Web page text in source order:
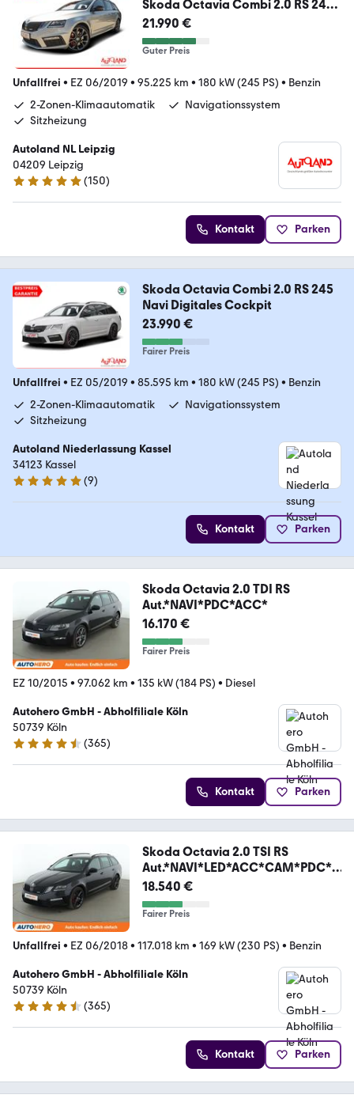
Skoda Octavia Combi 2.0 RS 245
LED Navi Sitzheizung
21.990 €
Guter Preis
Unfallfrei • EZ 06/2019 • 95.225 km • 180 kW (245 PS) • Benzin
2-Zonen-Klimaautomatik
Navigationssystem
Sitzheizung
Autoland NL Leipzig
04209 Leipzig
4.8 Sterne
(150)
Kontakt Parken
Skoda Octavia Combi 2.0 RS 245
Navi Digitales Cockpit
23.990 €
Fairer Preis
Unfallfrei • EZ 05/2019 • 85.595 km • 180 kW (245 PS) • Benzin
2-Zonen-Klimaautomatik
Navigationssystem
Sitzheizung
Autoland Niederlassung Kassel
34123 Kassel
5 Sterne
(9)
Kontakt Parken
Skoda Octavia 2.0 TDI RS
Aut.*NAVI*PDC*ACC*
16.170 €
Fairer Preis
EZ 10/2015 • 97.062 km • 135 kW (184 PS) • Diesel
Autohero GmbH - Abholfiliale Köln
50739 Köln
4.6 Sterne
(365)
Kontakt Parken
Skoda Octavia 2.0 TSI RS
Aut.*NAVI*LED*ACC*CAM*PDC*S
HZ
18.540 €
Fairer Preis
Unfallfrei • EZ 06/2018• 117.018 km • 169 kW (230 PS) • Benzin
Autohero GmbH - Abholfiliale Köln
50739 Köln
4.6 Sterne
(365)
Kontakt Parken